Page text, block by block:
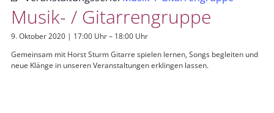
Musik- / Gitarrengruppe
9. Oktober 2020 | 17:00 Uhr– 18:00 Uhr
Gemeinsam mit Horst Sturm Gitarre spielen lernen, Songs begleiten und
neue Klänge in unseren Veranstaltungen erklingen lassen.